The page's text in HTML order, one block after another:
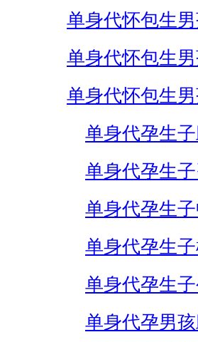
单身代怀包生
单身代怀包生
单身代怀包生男
单身代孕生
单身代孕生
单身代孕生
单身代孕生
单身代孕生子
单身代孕男